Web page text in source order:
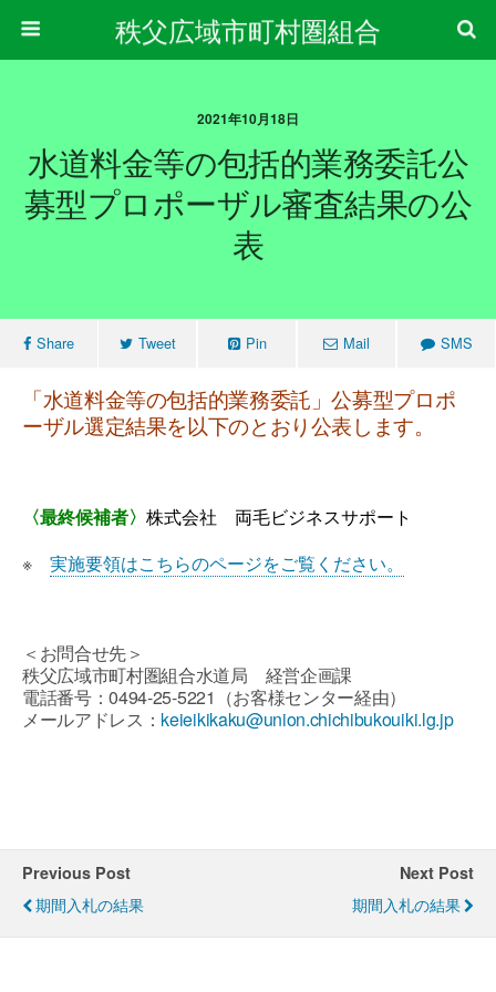
秩父広域市町村圏組合
2021年10月18日
水道料金等の包括的業務委託公
募型プロポーザル審査結果の公
表
Share Tweet Pin Mail SMS
「水道料金等の包括的業務委託」公募型プロポ
ーザル選定結果を以下のとおり公表します。
〈最終候補者〉 株式会社 両毛ビジネスサポート
※ 実施要領はこちらのページをご覧ください。
＜お問合せ先＞
秩父広域市町村圏組合水道局 経営企画課
電話番号：0494-25-5221（お客様センター経由）
メールアドレス： keieikikaku@union.chichibukouiki.lg.jp
Previous Post
期間入札の結果
Next Post
期間入札の結果